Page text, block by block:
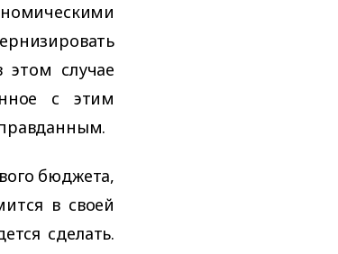
случае
с этим
бюджета,
в своей
сделать.